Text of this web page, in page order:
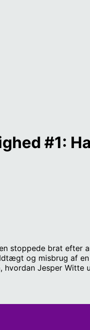
#1:
stoppede brat efter
og misbrug af
Jesper Witte
Leo Peter